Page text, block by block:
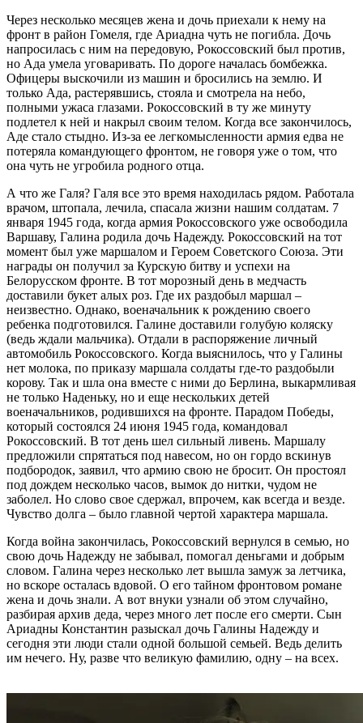
Через несколько месяцев жена и дочь приехали к нему на
фронт в район Гомеля, где Ариадна чуть не погибла. Дочь
напросилась с ним на передовую, Рокоссовский был против,
но Ада умела уговаривать. По дороге началась бомбежка.
Офицеры выскочили из машин и бросились на землю. И
только Ада, растерявшись, стояла и смотрела на небо,
полными ужаса глазами. Рокоссовский в ту же минуту
подлетел к ней и накрыл своим телом. Когда все закончилось,
Аде стало стыдно. Из-за ее легкомысленности армия едва не
потеряла командующего фронтом, не говоря уже о том, что
она чуть не угробила родного отца.
А что же Галя? Галя все это время находилась рядом. Работала
врачом, штопала, лечила, спасала жизни нашим солдатам. 7
января 1945 года, когда армия Рокоссовского уже освободила
Варшаву, Галина родила дочь Надежду. Рокоссовский на тот
момент был уже маршалом и Героем Советского Союза. Эти
награды он получил за Курскую битву и успехи на
Белорусском фронте. В тот морозный день в медчасть
доставили букет алых роз. Где их раздобыл маршал –
неизвестно. Однако, военачальник к рождению своего
ребенка подготовился. Галине доставили голубую коляску
(ведь ждали мальчика). Отдали в распоряжение личный
автомобиль Рокоссовского. Когда выяснилось, что у Галины
нет молока, по приказу маршала солдаты где-то раздобыли
корову. Так и шла она вместе с ними до Берлина, выкармливая
не только Наденьку, но и еще нескольких детей
военачальников, родившихся на фронте. Парадом Победы,
который состоялся 24 июня 1945 года, командовал
Рокоссовский. В тот день шел сильный ливень. Маршалу
предложили спрятаться под навесом, но он гордо вскинув
подбородок, заявил, что армию свою не бросит. Он простоял
под дождем несколько часов, вымок до нитки, чудом не
заболел. Но слово свое сдержал, впрочем, как всегда и везде.
Чувство долга – было главной чертой характера маршала.
Когда война закончилась, Рокоссовский вернулся в семью, но
свою дочь Надежду не забывал, помогал деньгами и добрым
словом. Галина через несколько лет вышла замуж за летчика,
но вскоре осталась вдовой. О его тайном фронтовом романе
жена и дочь знали. А вот внуки узнали об этом случайно,
разбирая архив деда, через много лет после его смерти. Сын
Ариадны Константин разыскал дочь Галины Надежду и
сегодня эти люди стали одной большой семьей. Ведь делить
им нечего. Ну, разве что великую фамилию, одну – на всех.